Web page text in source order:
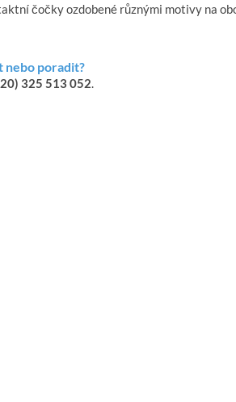
čočky ozdobené různými motivy na
nebo poradit?
325 513 052.